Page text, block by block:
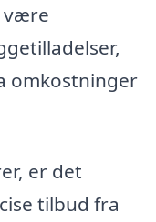
være
omkostninger
er det
tilbud fra